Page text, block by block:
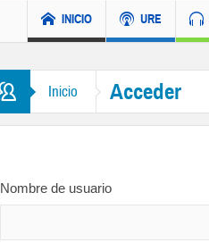
INICIO URE
Inicio Acceder
Nombre de usuario